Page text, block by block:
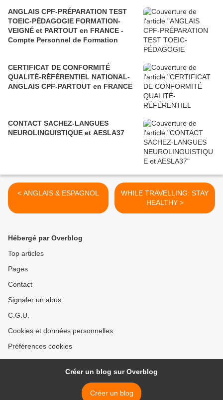
ANGLAIS CPF-PRÉPARATION TEST
TOEIC-PÉDAGOGIE FORMATION-
VEIGNÉ et PARTOUT en FRANCE -
Compte Personnel de Formation
CERTIFICAT DE CONFORMITÉ
QUALITÉ-RÉFÉRENTIEL NATIONAL-
ANGLAIS CPF-PARTOUT en FRANCE
CONTACT SACHEZ-LANGUES
NEUROLINGUISTIQUE et AESLA37
< ANGLAIS & ESPAGNOL
WHILE TRAVELLING: STAY
HEALTHY >
Hébergé par Overblog
Top articles
Pages
Contact
Signaler un abus
C.G.U.
Cookies et données personnelles
Préférences cookies
Créer un blog sur Overblog
Créer un blog